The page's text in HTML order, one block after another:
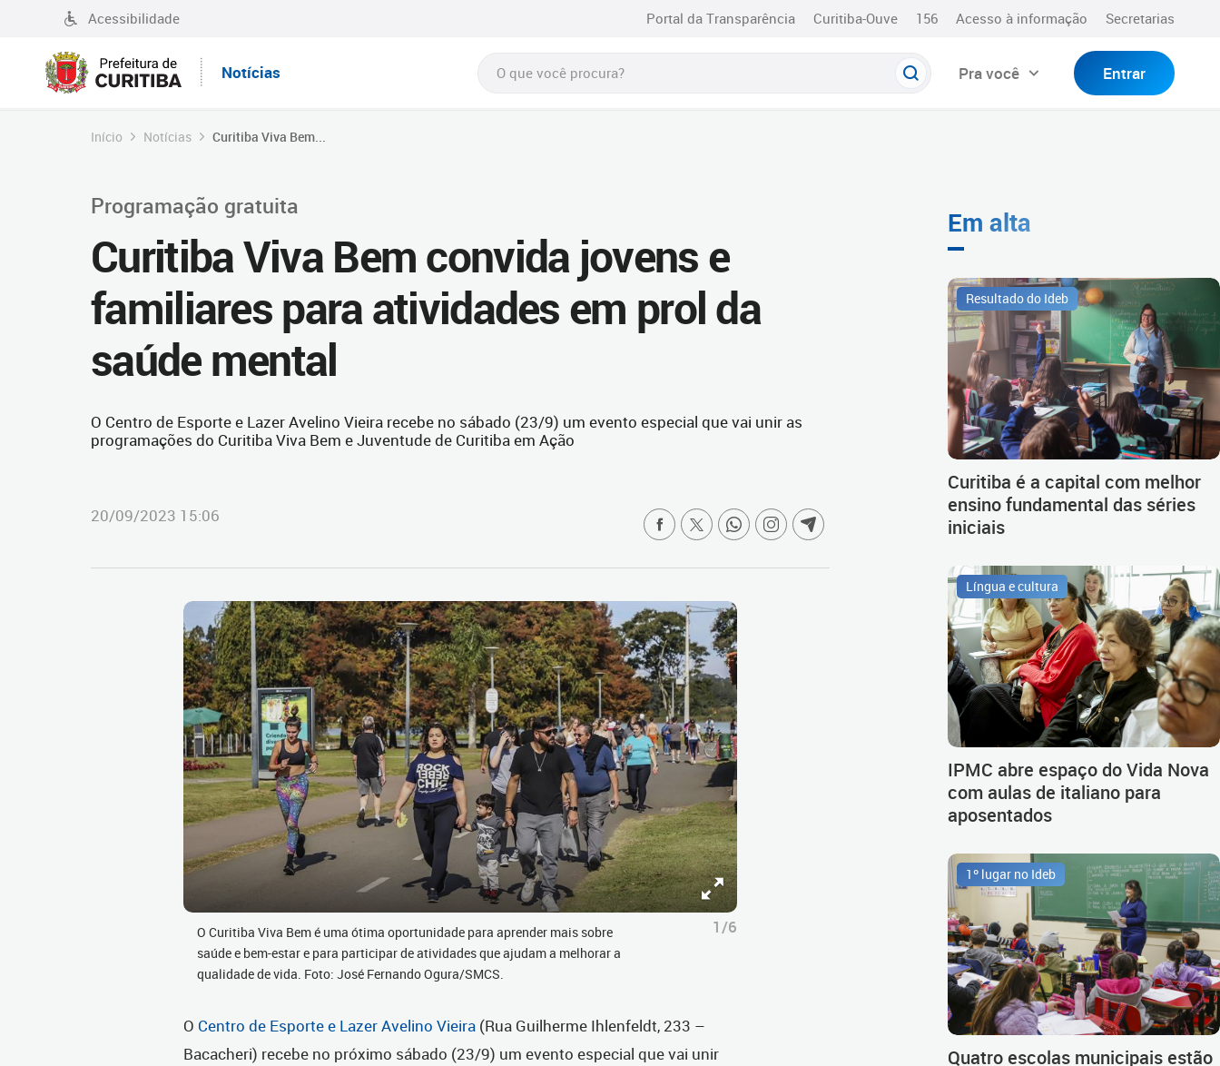
Acessibilidade Portal da Transparência Curitiba-Ouve 156 Acesso à informação Secretarias
Notícias Pra você Entrar
Início Notícias Curitiba Viva Bem...
Programação gratuita
Curitiba Viva Bem convida jovens e
familiares para atividades em prol da
saúde mental
O Centro de Esporte e Lazer Avelino Vieira recebe no sábado (23/9) um evento especial que vai unir as
programações do Curitiba Viva Bem e Juventude de Curitiba em Ação
20/09/2023 15:06
O Curitiba Viva Bem é uma ótima oportunidade para aprender mais sobre
saúde e bem-estar e para participar de atividades que ajudam a melhorar a
qualidade de vida. Foto: José Fernando Ogura/SMCS.
1/6
O Centro de Esporte e Lazer Avelino Vieira (Rua Guilherme Ihlenfeldt, 233 –
Bacacheri) recebe no próximo sábado (23/9) um evento especial que vai unir
Em alta
Resultado do Ideb
Curitiba é a capital com melhor
ensino fundamental das séries
iniciais
Língua e cultura
IPMC abre espaço do Vida Nova
com aulas de italiano para
aposentados
1º lugar no Ideb
Quatro escolas municipais estão